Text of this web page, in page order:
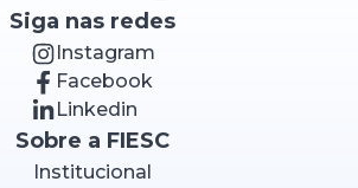
Siga nas redes
Instagram
Facebook
Linkedin
Sobre a FIESC
Institucional